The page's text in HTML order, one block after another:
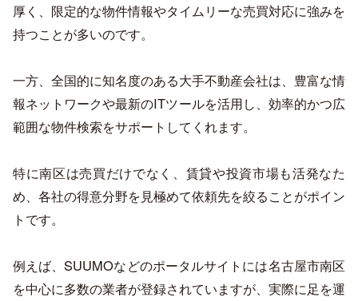
厚く、限定的な物件情報やタイムリーな売買対応に強みを
持つことが多いのです。
一方、全国的に知名度のある大手不動産会社は、豊富な情
報ネットワークや最新のITツールを活用し、効率的かつ広
範囲な物件検索をサポートしてくれます。
特に南区は売買だけでなく、賃貸や投資市場も活発なた
め、各社の得意分野を見極めて依頼先を絞ることがポイン
トです。
例えば、SUUMOなどのポータルサイトには名古屋市南区
を中心に多数の業者が登録されていますが、実際に足を運